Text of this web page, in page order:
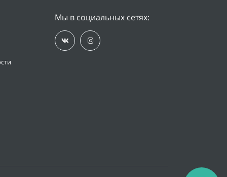
Мы в социальных сетях: